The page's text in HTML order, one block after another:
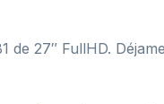
27″ FullHD.